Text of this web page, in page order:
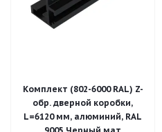
Комплект (802-6000 RAL) Z-
обр. дверной коробки,
L=6120 мм, алюминий, RAL